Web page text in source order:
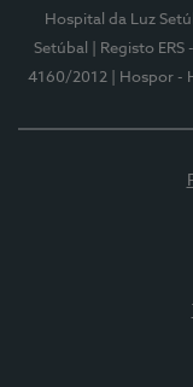
Hospital da Luz
Setúbal
| Registo ERS
4160/2012
| Hospor -